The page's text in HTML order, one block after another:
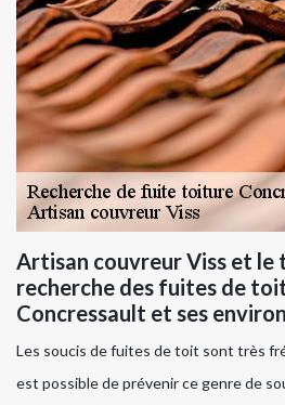
Artisan couvreur Viss et le
recherche des fuites de
Concressault et ses
Les soucis de fuites de toit sont très
est possible de prévenir ce genre de